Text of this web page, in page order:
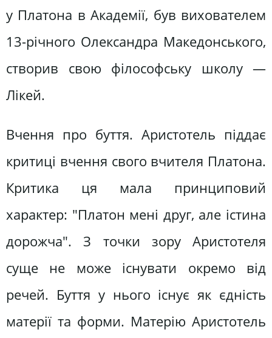
у Платона в Академії, був вихователем
13-річного Олександра Македонського,
створив свою філософську школу —
Лікей.
Вчення про буття. Аристотель піддає
критиці вчення свого вчителя Платона.
Критика ця мала принциповий
характер: "Платон мені друг, але істина
дорожча". З точки зору Аристотеля
суще не може існувати окремо від
речей. Буття у нього існує як єдність
матерії та форми. Матерію Аристотель